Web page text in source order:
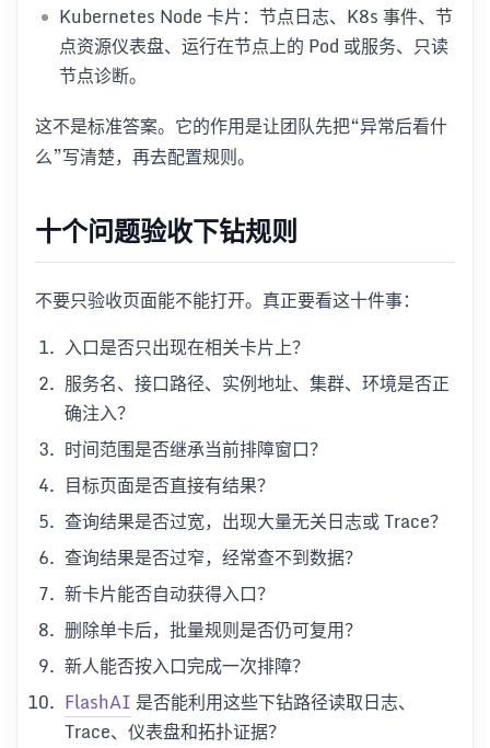
Kubernetes Node 卡片：节点日志、K8s 事件、节
点资源仪表盘、运行在节点上的 Pod 或服务、只读
节点诊断。
这不是标准答案。它的作用是让团队先把“异常后看什
么”写清楚，再去配置规则。
十个问题验收下钻规则
不要只验收页面能不能打开。真正要看这十件事：
入口是否只出现在相关卡片上？
服务名、接口路径、实例地址、集群、环境是否正
确注入？
时间范围是否继承当前排障窗口？
目标页面是否直接有结果？
查询结果是否过宽，出现大量无关日志或 Trace？
查询结果是否过窄，经常查不到数据？
新卡片能否自动获得入口？
删除单卡后，批量规则是否仍可复用？
新人能否按入口完成一次排障？
FlashAI是否能利用这些下钻路径读取日志、
Trace、仪表盘和拓扑证据？